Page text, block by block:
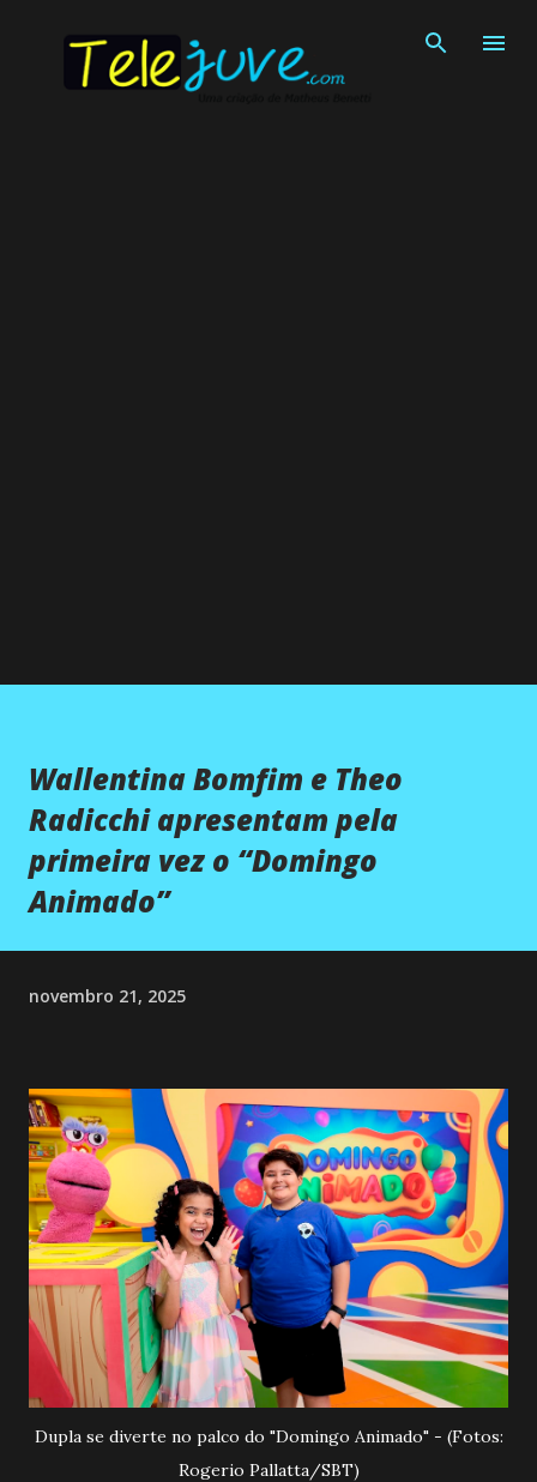
Wallentina Bomfim e Theo
Radicchi apresentam pela
primeira vez o “Domingo
Animado”
novembro 21, 2025
Dupla se diverte no palco do "Domingo Animado" - (Fotos:
Rogerio Pallatta/SBT)